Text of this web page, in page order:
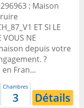
: Maison
ET SI LE
VOUS NE
depuis votre
?
Fran...
Chambres
3 Détails